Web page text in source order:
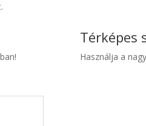
Térképes
Használja a